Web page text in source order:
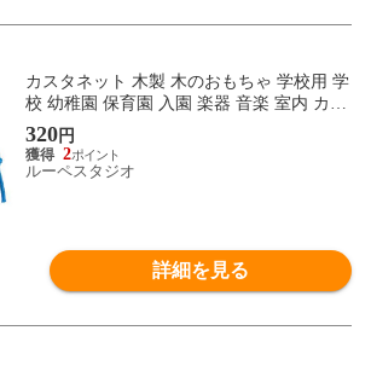
カスタネット 木製 木のおもちゃ 学校用 学
校 幼稚園 保育園 入園 楽器 音楽 室内 カス
タネットB 小学校 打楽器
320円
2
ルーペスタジオ
詳細を見る